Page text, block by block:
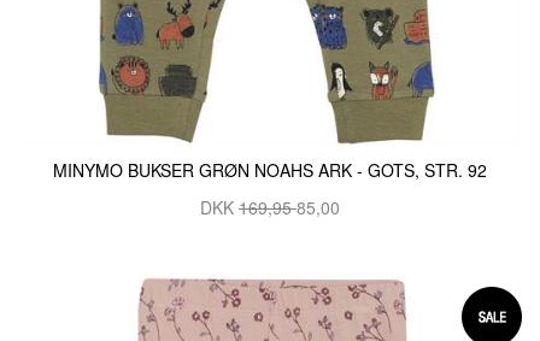
MINYMO BUKSER GRØN NOAHS ARK - GOTS, STR. 92
DKK 169,9585,00